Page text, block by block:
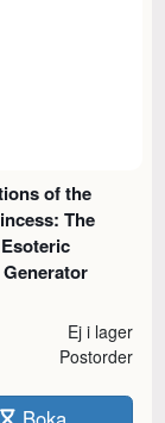
of the
The
Ej i lager
Postorder